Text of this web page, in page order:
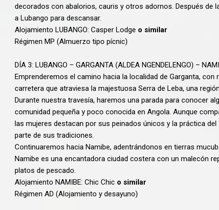
decorados con abalorios, cauris y otros adornos. Después de
a Lubango para descansar.
Alojamiento LUBANGO: Casper Lodge o similar
Régimen MP (Almuerzo tipo pícnic)
DÍA 3: LUBANGO – GARGANTA (ALDEA NGENDELENGO) –
Emprenderemos el camino hacia la localidad de Garganta,
carretera que atraviesa la majestuosa Serra de Leba, una
Durante nuestra travesía, haremos una parada para conocer
comunidad pequeña y poco conocida en Angola. Aunque
las mujeres destacan por sus peinados únicos y la práctica
parte de sus tradiciones.
Continuaremos hacia Namibe, adentrándonos en tierras
Namibe es una encantadora ciudad costera con un malecón
platos de pescado.
Alojamiento NAMIBE: Chic Chic o similar
Régimen AD (Alojamiento y desayuno)